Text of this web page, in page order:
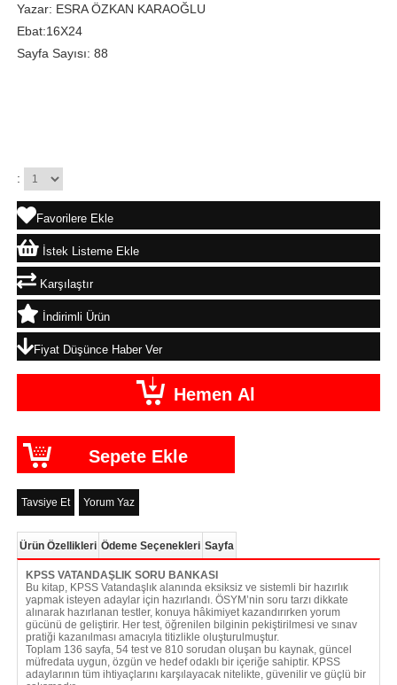
Yazar: ESRA ÖZKAN KARAOĞLU
Ebat:16X24
Sayfa Sayısı: 88
:
Favorilere Ekle
İstek Listeme Ekle
Karşılaştır
İndirimli Ürün
Fiyat Düşünce Haber Ver
Tavsiye Et Yorum Yaz
Ürün Özellikleri Ödeme Seçenekleri Sayfa
KPSS VATANDAŞLIK SORU BANKASI
Bu kitap, KPSS Vatandaşlık alanında eksiksiz ve sistemli bir hazırlık
yapmak isteyen adaylar için hazırlandı. ÖSYM’nin soru tarzı dikkate
alınarak hazırlanan testler, konuya hâkimiyet kazandırırken yorum
gücünü de geliştirir. Her test, öğrenilen bilginin pekiştirilmesi ve sınav
pratiği kazanılması amacıyla titizlikle oluşturulmuştur.
Toplam 136 sayfa, 54 test ve 810 sorudan oluşan bu kaynak, güncel
müfredata uygun, özgün ve hedef odaklı bir içeriğe sahiptir. KPSS
adaylarının tüm ihtiyaçlarını karşılayacak nitelikte, güvenilir ve güçlü bir